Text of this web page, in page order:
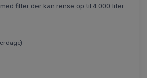
filter der kan rense op til 4.000 liter